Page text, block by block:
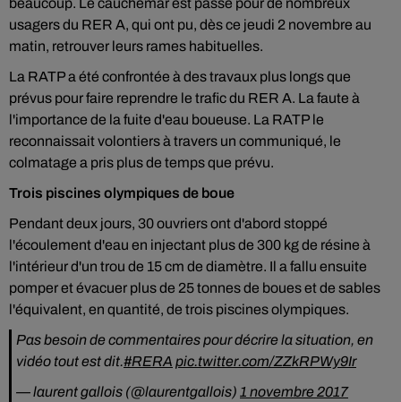
beaucoup. Le cauchemar est passé pour de nombreux
usagers du RER A, qui ont pu, dès ce jeudi 2 novembre au
matin, retrouver leurs rames habituelles.
La RATP a été confrontée à des travaux plus longs que
prévus pour faire reprendre le trafic du RER A. La faute à
l'importance de la fuite d'eau boueuse. La RATP le
reconnaissait volontiers à travers un communiqué, le
colmatage a pris plus de temps que prévu.
Trois piscines olympiques de boue
Pendant deux jours, 30 ouvriers ont d'abord stoppé
l'écoulement d'eau en injectant plus de 300 kg de résine à
l'intérieur d'un trou de 15 cm de diamètre. Il a fallu ensuite
pomper et évacuer plus de 25 tonnes de boues et de sables
l'équivalent, en quantité, de trois piscines olympiques.
Pas besoin de commentaires pour décrire la situation, en
vidéo tout est dit.#RERA pic.twitter.com/ZZkRPWy9Ir
— laurent gallois (@laurentgallois) 1 novembre 2017